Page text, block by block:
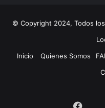
© Copyright 2024, Todos
Inicio
Quienes Somos